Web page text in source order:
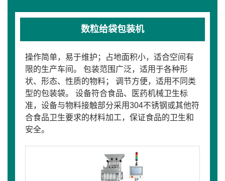
数粒给袋包装机
操作简单，易于维护；占地面积小，适合空间有
限的生产车间。 包装范围广泛，适用于各种形
状、形态、性质的物料； 调节方便，适用不同类
型的包装袋。 设备符合食品、医药机械卫生标
准，设备与物料接触部分采用304不锈钢或其他符
合食品卫生要求的材料加工，保证食品的卫生和
安全。